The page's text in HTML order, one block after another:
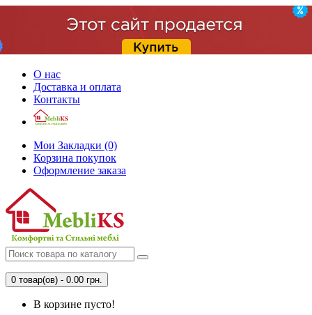
О нас
Доставка и оплата
Контакты
Мои Закладки (0)
Корзина покупок
Оформление заказа
0 товар(ов) - 0.00 грн.
В корзине пусто!